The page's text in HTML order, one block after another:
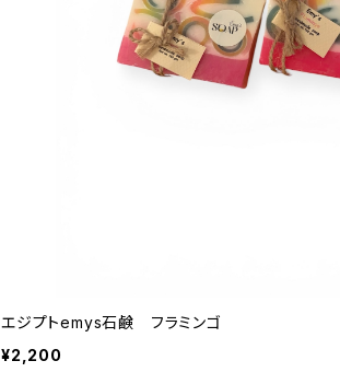
エジプトemys石鹸 フラミンゴ
¥2,200